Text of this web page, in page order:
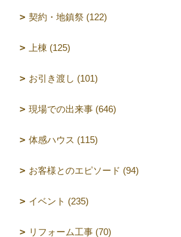
契約・地鎮祭 (122)
上棟 (125)
お引き渡し (101)
現場での出来事 (646)
体感ハウス (115)
お客様とのエピソード (94)
イベント (235)
リフォーム工事 (70)